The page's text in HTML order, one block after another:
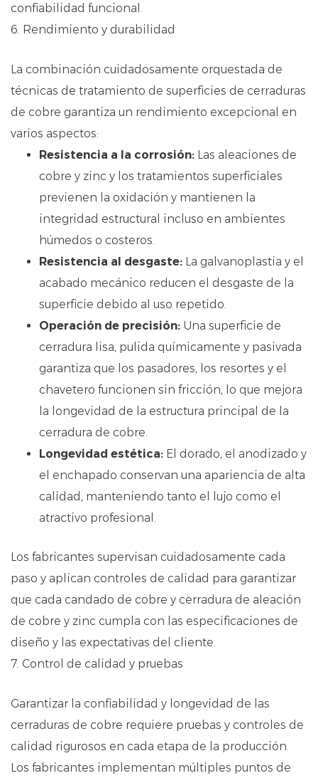
confiabilidad funcional.
6. Rendimiento y durabilidad
La combinación cuidadosamente orquestada de
técnicas de tratamiento de superficies de cerraduras
de cobre garantiza un rendimiento excepcional en
varios aspectos:
Resistencia a la corrosión: Las aleaciones de
cobre y zinc y los tratamientos superficiales
previenen la oxidación y mantienen la
integridad estructural incluso en ambientes
húmedos o costeros.
Resistencia al desgaste: La galvanoplastia y el
acabado mecánico reducen el desgaste de la
superficie debido al uso repetido.
Operación de precisión: Una superficie de
cerradura lisa, pulida químicamente y pasivada
garantiza que los pasadores, los resortes y el
chavetero funcionen sin fricción, lo que mejora
la longevidad de la estructura principal de la
cerradura de cobre.
Longevidad estética: El dorado, el anodizado y
el enchapado conservan una apariencia de alta
calidad, manteniendo tanto el lujo como el
atractivo profesional.
Los fabricantes supervisan cuidadosamente cada
paso y aplican controles de calidad para garantizar
que cada candado de cobre y cerradura de aleación
de cobre y zinc cumpla con las especificaciones de
diseño y las expectativas del cliente.
7. Control de calidad y pruebas
Garantizar la confiabilidad y longevidad de las
cerraduras de cobre requiere pruebas y controles de
calidad rigurosos en cada etapa de la producción.
Los fabricantes implementan múltiples puntos de